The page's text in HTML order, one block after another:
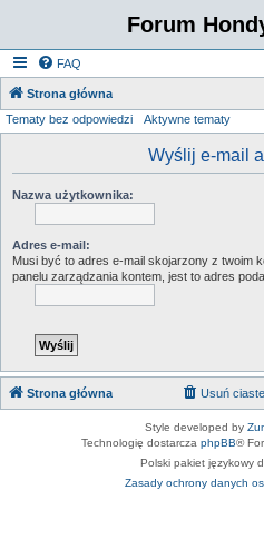
Forum
FAQ
Strona główna
Tematy bez odpowiedzi Aktywne tematy
Wyślij e-mail
Nazwa użytkownika:
Adres e-mail:
Musi być to adres e-mail skojarzony z twoim
panelu zarządzania kontem, jest to adres
Strona główna Usuń
Style developed by
Technologię dostarcza phpBB®
Polski pakiet językowy
Zasady ochrony danych